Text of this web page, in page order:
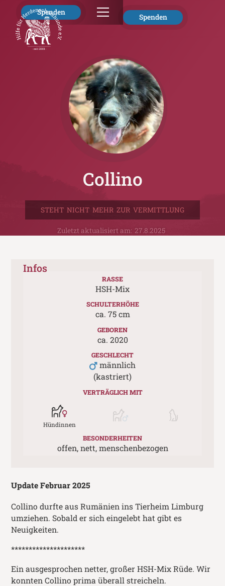
Spenden
Spenden
Collino
STEHT NICHT MEHR ZUR VERMITTLUNG
Zuletzt aktualisiert am: 27.8.2025
Update Februar 2025
Collino durfte aus Rumänien ins Tierheim Limburg
umziehen. Sobald er sich eingelebt hat gibt es
Neuigkeiten.
*********************
Ein ausgesprochen netter, großer HSH-Mix Rüde. Wir
konnten Collino prima überall streicheln.
Infos
RASSE
HSH-Mix
SCHULTERHÖHE
ca. 75cm
GEBOREN
ca. 2020
GESCHLECHT
männlich
(kastriert)
VERTRÄGLICH MIT
Hündinnen
BESONDERHEITEN
offen, nett, menschenbezogen